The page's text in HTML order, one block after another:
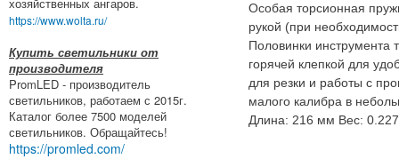
https://www.wolta.ru/
Купить светильники от
производителя
PromLED - производитель
светильников, работаем с 2015г.
Каталог более 7500 моделей
светильников. Обращайтесь!
https://promled.com/
Особая торсионная
рукой (при
Половинки инструмента
горячей клепкой для
для резки и работы с
малого калибра в
Длина: 216 мм Вес: